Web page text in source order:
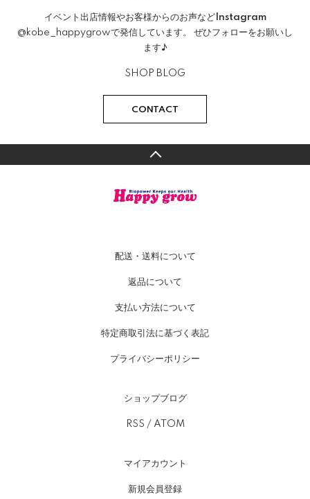
イベント出店情報やお客様からのお声などInstagram
@kobe_happygrowで発信しています。 ぜひフォローをお願いし
ます♪
SHOP BLOG
CONTACT
配送・送料について
返品について
支払い方法について
特定商取引法に基づく表記
プライバシーポリシー
ショップブログ
RSS / ATOM
マイアカウント
新規会員登録